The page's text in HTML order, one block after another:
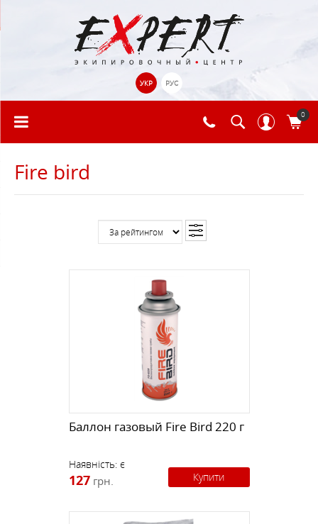
УКР РУС
0
Fire bird
Баллон газовый Fire Bird 220 г
Наявність: є
127 грн. Купити